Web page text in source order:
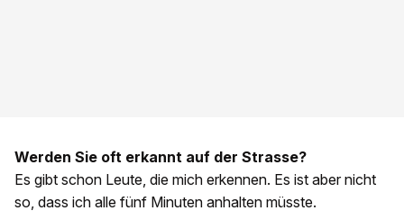
Werden Sie oft erkannt auf der Strasse?
Es gibt schon Leute, die mich erkennen. Es ist aber nicht
so, dass ich alle fünf Minuten anhalten müsste.